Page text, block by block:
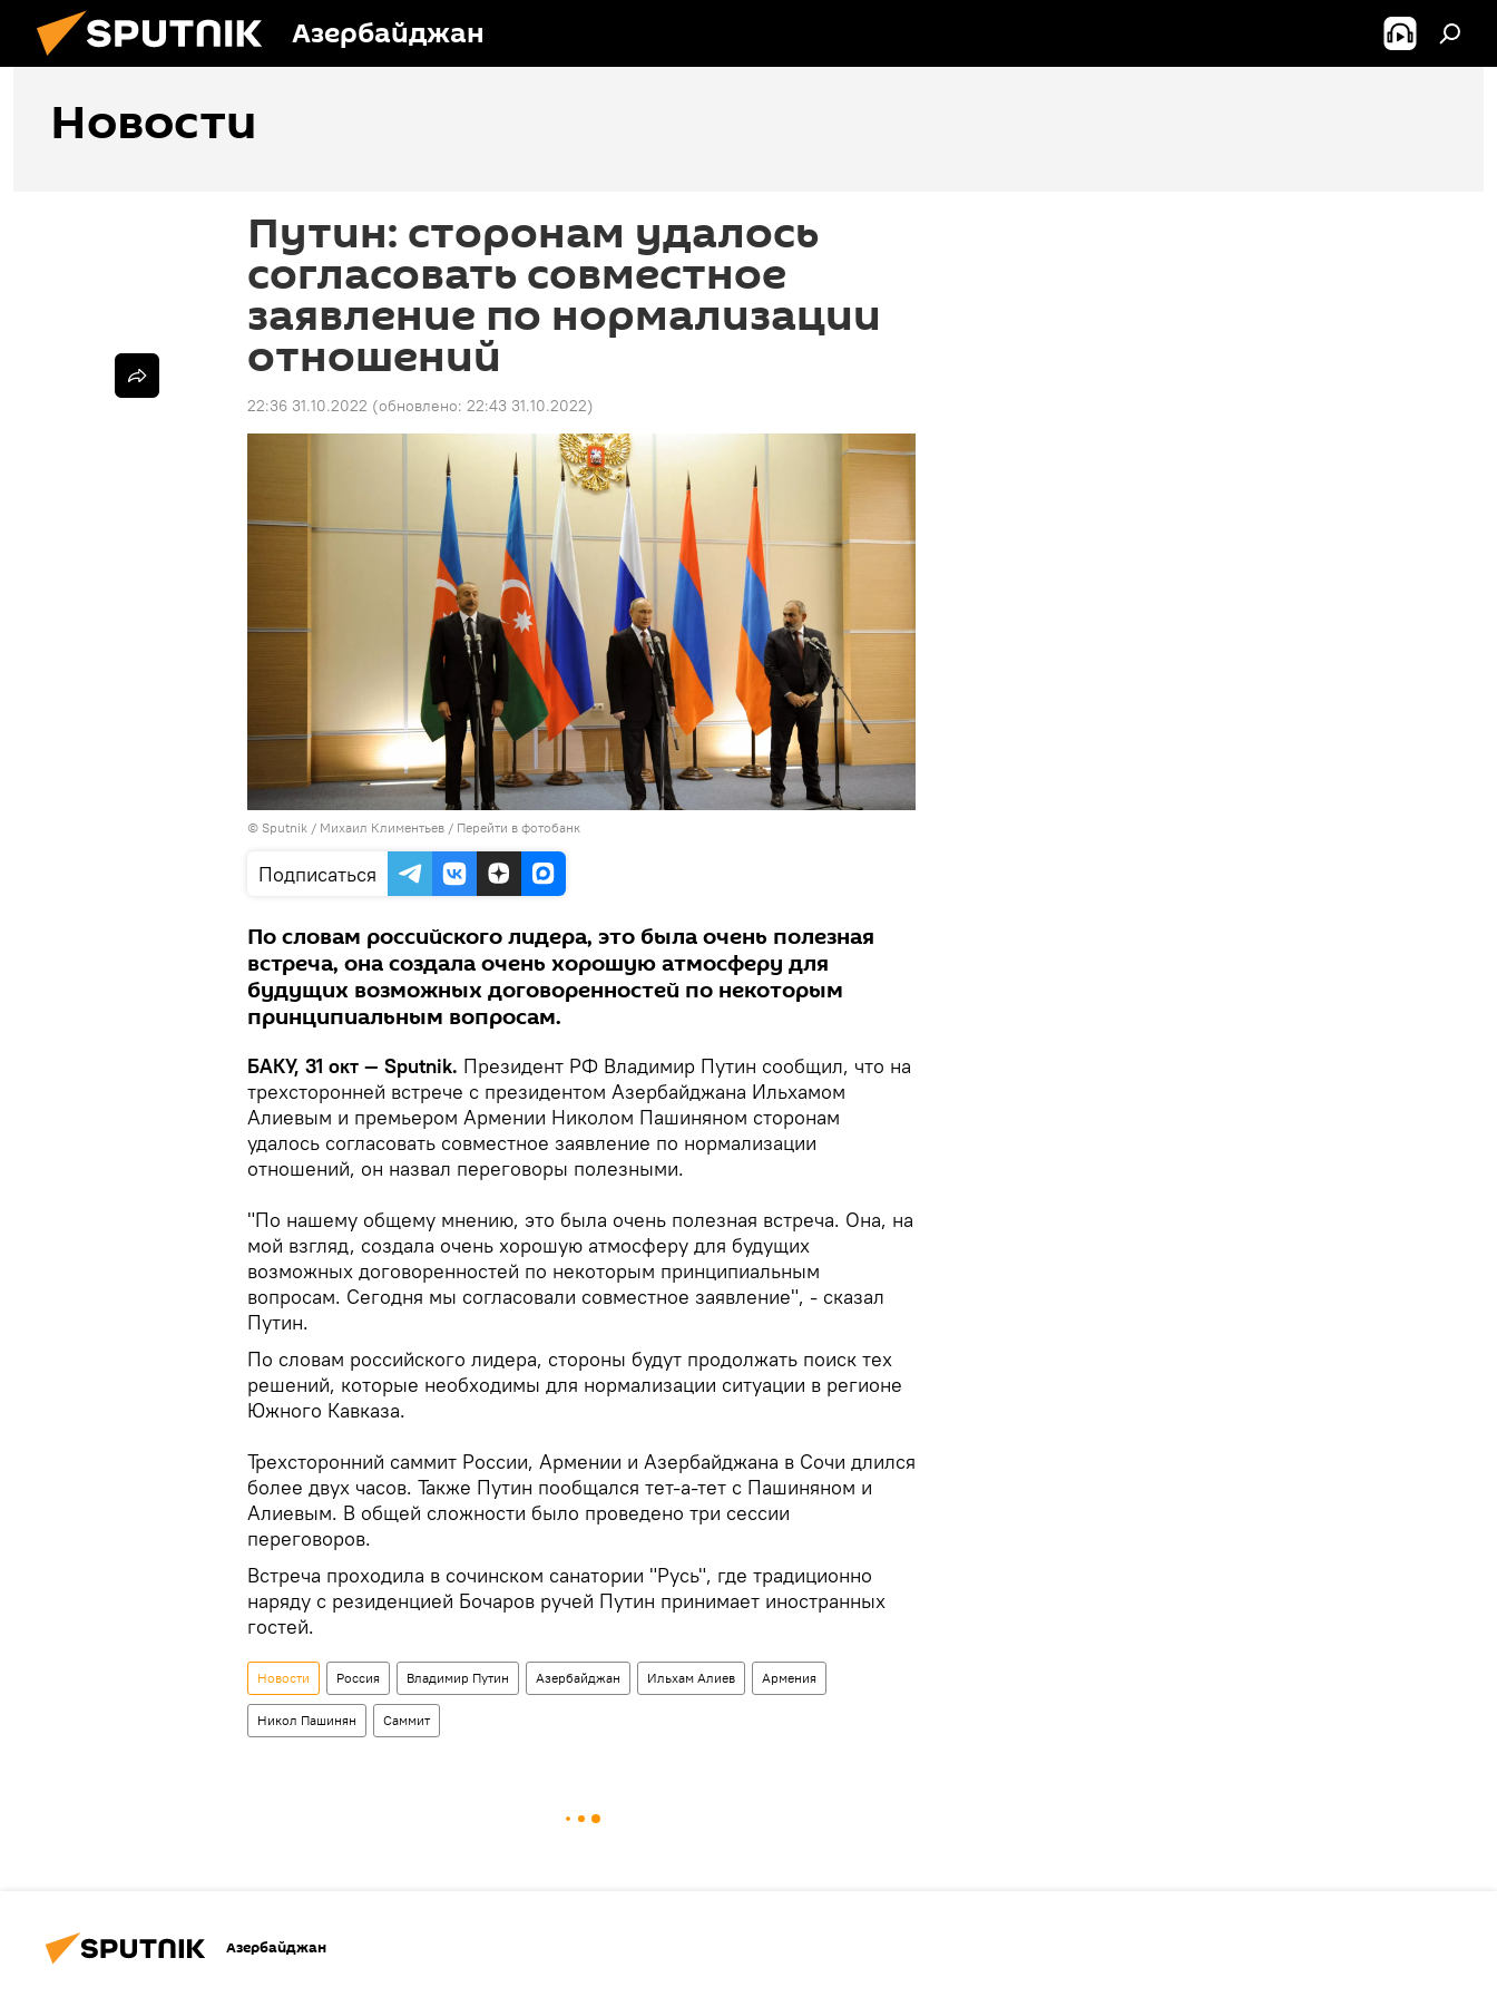
Азербайджан
Новости
Путин: сторонам удалось
согласовать совместное
заявление по нормализации
отношений
22:36 31.10.2022 (обновлено: 22:43 31.10.2022)
© Sputnik / Михаил Климентьев / Перейти в фотобанк
Подписаться
По словам российского лидера, это была очень полезная
встреча, она создала очень хорошую атмосферу для
будущих возможных договоренностей по некоторым
принципиальным вопросам.
БАКУ, 31 окт — Sputnik. Президент РФ Владимир Путин сообщил, что на
трехсторонней встрече с президентом Азербайджана Ильхамом
Алиевым и премьером Армении Николом Пашиняном сторонам
удалось согласовать совместное заявление по нормализации
отношений, он назвал переговоры полезными.
"По нашему общему мнению, это была очень полезная встреча. Она, на
мой взгляд, создала очень хорошую атмосферу для будущих
возможных договоренностей по некоторым принципиальным
вопросам. Сегодня мы согласовали совместное заявление", - сказал
Путин.
По словам российского лидера, стороны будут продолжать поиск тех
решений, которые необходимы для нормализации ситуации в регионе
Южного Кавказа.
Трехсторонний саммит России, Армении и Азербайджана в Сочи длился
более двух часов. Также Путин пообщался тет-а-тет с Пашиняном и
Алиевым. В общей сложности было проведено три сессии
переговоров.
Встреча проходила в сочинском санатории "Русь", где традиционно
наряду с резиденцией Бочаров ручей Путин принимает иностранных
гостей.
Новости Россия Владимир Путин Азербайджан Ильхам Алиев Армения
Никол Пашинян Саммит
Азербайджан